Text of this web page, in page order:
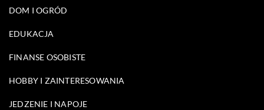
DOM I OGRÓD
EDUKACJA
FINANSE OSOBISTE
HOBBY I ZAINTERESOWANIA
JEDZENIE I NAPOJE